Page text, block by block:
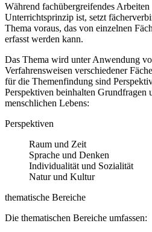
Während fachübergreifendes
Unterrichtsprinzip ist, setzt
Thema voraus, das von einzelnen
erfasst werden kann.
Das Thema wird unter Anwendung
Verfahrensweisen verschiedener
für die Themenfindung sind
Perspektiven beinhalten Grundfragen
menschlichen Lebens:
Perspektiven
Raum und Zeit
Sprache und Denken
Individualität und Sozialität
Natur und Kultur
thematische Bereiche
Die thematischen Bereiche umfassen: